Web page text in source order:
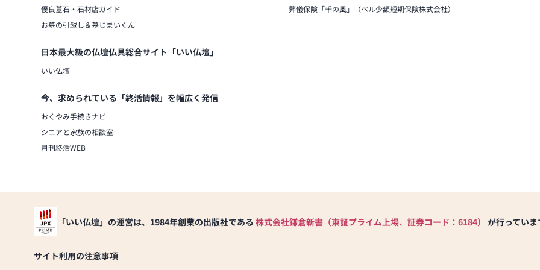
優良墓石・石材店ガイド
お墓の引越し＆墓じまいくん
日本最大級の仏壇仏具総合サイト「いい仏壇」
いい仏壇
今、求められている「終活情報」を幅広く発信
おくやみ手続きナビ
シニアと家族の相談室
月刊終活WEB
葬儀保険「千の風」（ベル少額短期保険株式会社）
「いい仏壇」の運営は、1984年創業の出版社である 株式会社鎌倉新書（東証プライム上場、証券コード：6184） が行っていま
サイト利用の注意事項